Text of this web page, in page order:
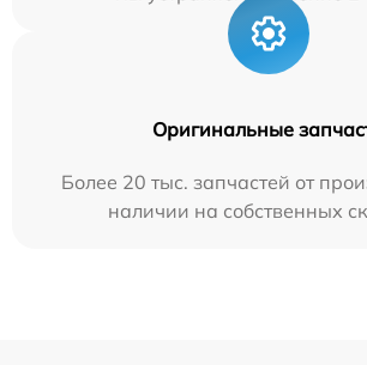
Оригинальные
Более 20 тыс. запчастей от
наличии на собственных